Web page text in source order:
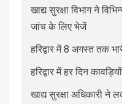
खाद्य सुरक्षा विभाग ने
जांच के लिए भेजें
हरिद्वार में 8 अगस्त तक
हरिद्वार में हर दिन
खाद्य सुरक्षा अधिकारी ने